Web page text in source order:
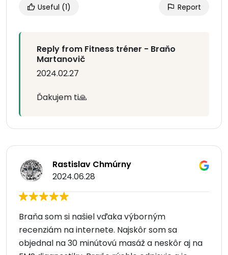
Useful (1) Report
Reply from Fitness tréner - Braňo
Martanovič
2024.02.27
Ďakujem ti🙏
Rastislav Chmúrny
2024.06.28
Braňa som si našiel vďaka výborným
recenziám na internete. Najskôr som sa
objednal na 30 minútovú masáž a neskôr aj na